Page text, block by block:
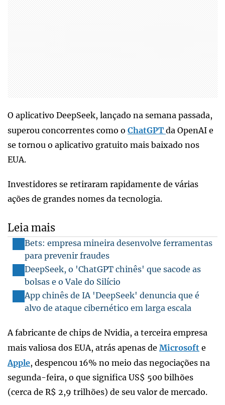
O aplicativo DeepSeek, lançado na semana passada,
superou concorrentes como o ChatGPT da OpenAI e
se tornou o aplicativo gratuito mais baixado nos
EUA.
Investidores se retiraram rapidamente de várias
ações de grandes nomes da tecnologia.
Leia mais
Bets: empresa mineira desenvolve ferramentas
para prevenir fraudes
DeepSeek, o 'ChatGPT chinês' que sacode as
bolsas e o Vale do Silício
App chinês de IA 'DeepSeek' denuncia que é
alvo de ataque cibernético em larga escala
A fabricante de chips de Nvidia, a terceira empresa
mais valiosa dos EUA, atrás apenas de Microsoft e
Apple, despencou 16% no meio das negociações na
segunda-feira, o que significa US$ 500 bilhões
(cerca de R$ 2,9 trilhões) de seu valor de mercado.